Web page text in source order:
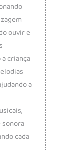
ouvir e
criança
a
sonora
cada